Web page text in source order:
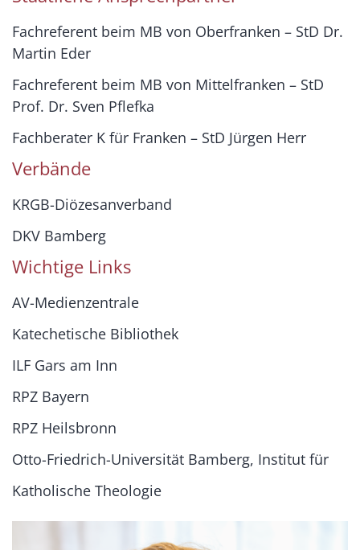
Fachreferent beim MB von Oberfranken – StD Dr.
Martin Eder
Fachreferent beim MB von Mittelfranken – StD
Prof. Dr. Sven Pflefka
Fachberater K für Franken – StD Jürgen Herr
Verbände
KRGB-Diözesanverband
DKV Bamberg
Wichtige Links
AV-Medienzentrale
Katechetische Bibliothek
ILF Gars am Inn
RPZ Bayern
RPZ Heilsbronn
Otto-Friedrich-Universität Bamberg, Institut für
Katholische Theologie